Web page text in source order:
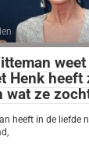
Henk heeft
wat ze
heeft in de liefde